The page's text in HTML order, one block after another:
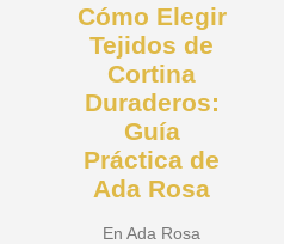
Cómo Elegir
Tejidos de
Cortina
Duraderos:
Guía
Práctica de
Ada Rosa
En Ada Rosa